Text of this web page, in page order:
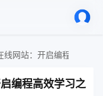
网站：开启编程高效学
编程高效学习之